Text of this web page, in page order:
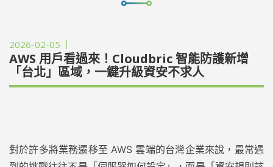
2026-02-05
AWS 用戶看過來！Cloudbric 智能防護新增
「台北」區域，一鍵升級資安不求人
對於許多將業務遷移至 AWS 雲端的台灣企業來說，最常遇